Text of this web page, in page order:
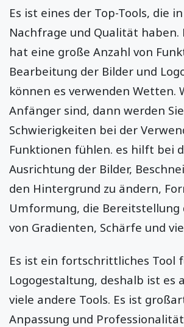
Es ist eines der Top-Tools, die
Nachfrage und Qualität haben.
hat eine große Anzahl von
Bearbeitung der Bilder und
können es verwenden Wetten.
Anfänger sind, dann werden
Schwierigkeiten bei der
Funktionen fühlen. es hilft bei
Ausrichtung der Bilder,
den Hintergrund zu ändern,
Umformung, die Bereitstellung
von Gradienten, Schärfe und
Es ist ein fortschrittliches Tool
Logogestaltung, deshalb ist es
viele andere Tools. Es ist
Anpassung und